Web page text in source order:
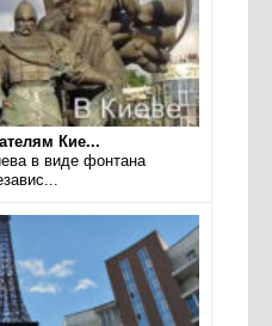
Кие...
в виде фонтана